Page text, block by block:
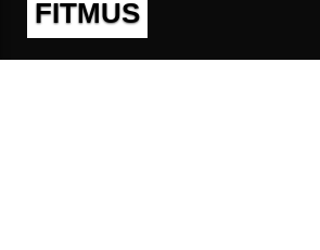
FITMUS